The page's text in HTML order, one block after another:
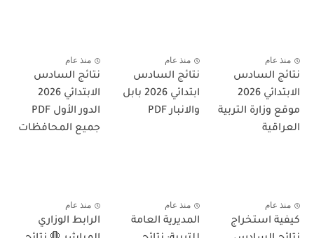
منذ عام
نتائج السادس
الابتدائي 2026
موقع وزارة التربية
العراقية
منذ عام
نتائج السادس
ابتدائي 2026 بابل
والانبار PDF
منذ عام
نتائج السادس
الابتدائي 2026
الدور الأول PDF
جميع المحافظات
منذ عام
كيفية استخراج
منذ عام
المديرية العامة
منذ عام
الرابط الوزاري